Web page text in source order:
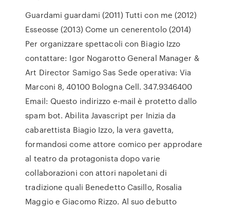
Guardami guardami (2011) Tutti con me (2012)
Esseosse (2013) Come un cenerentolo (2014)
Per organizzare spettacoli con Biagio Izzo
contattare: Igor Nogarotto General Manager &
Art Director Samigo Sas Sede operativa: Via
Marconi 8, 40100 Bologna Cell. 347.9346400
Email: Questo indirizzo e-mail è protetto dallo
spam bot. Abilita Javascript per Inizia da
cabarettista Biagio Izzo, la vera gavetta,
formandosi come attore comico per approdare
al teatro da protagonista dopo varie
collaborazioni con attori napoletani di
tradizione quali Benedetto Casillo, Rosalia
Maggio e Giacomo Rizzo. Al suo debutto